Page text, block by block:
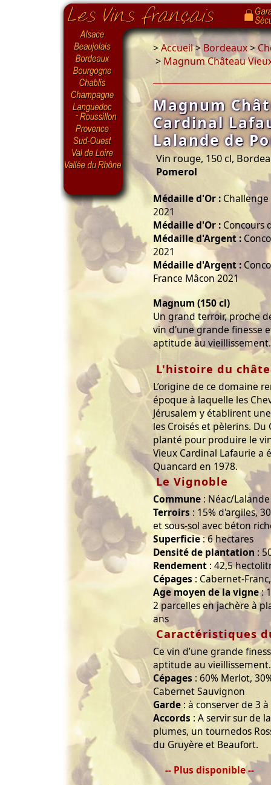
>Accueil>Bordeaux>
> Magnum Château
Magnum
Cardinal
Lalande de
Vin rouge, 150 cl,
Pomerol
Médaille d'Or :
2021
Médaille d'Or : Concours
Médaille d'Argent :
2021
Médaille d'Argent :
France Mâcon 2021
Magnum (150 cl)
Un grand terroir, proche
vin d'une grande finesse
aptitude au vieillissement.
L'histoire du
L’origine de ce domaine
époque à laquelle les
Jérusalem y établirent
les Croisés et pèlerins.
planté pour produire le
Vieux Cardinal Lafaurie a
Quancard en 1978.
Le Vignoble
Commune : Néac/
Terroirs : 15% d'argiles,
et sous-sol avec béton
Superficie: 6 hectares
Densité de plantation :
Rendement : 42,5
Cépages : Cabernet-
Age moyen de la vigne:
2 parcelles en jachère à
ans
Caractéristiques
Ce vin d’une grande
aptitude au vieillissement.
Cépages : 60% Merlot,
Cabernet Sauvignon
Garde : à conserver de 3
Accords : A servir sur de
plumes, un tournedos
du Gruyère et Beaufort.
-- Plus disponible --